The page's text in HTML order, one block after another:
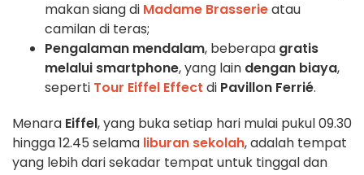
makan siang di Madame Brasserieatau
camilan di teras;
Pengalaman mendalam, beberapa gratis
melalui smartphone, yang lain dengan biaya,
seperti Tour Eiffel Effect di Pavillon Ferrié.
Menara Eiffel, yang buka setiap hari mulai pukul 09.30
hingga 12.45 selama liburan sekolah, adalah tempat
yang lebih dari sekadar tempat untuk tinggal dan